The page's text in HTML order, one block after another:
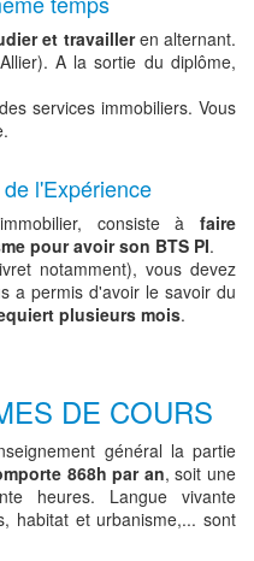
et travailleren alternant.
A la sortie du diplôme,
services immobiliers. Vous
l'Expérience
consiste à faire
pour avoir son BTS PI.
notamment), vous devez
a permis d'avoir le savoir du
plusieurs mois.
DE COURS
général la partie
868h par an, soit une
heures. Langue vivante
habitat et urbanisme,... sont